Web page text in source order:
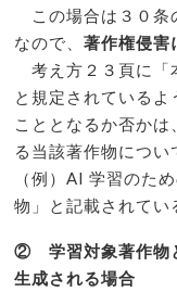
この場合は３０条
なので、著作権侵害
考え方２３頁に「
と規定されている
こととなるか否か
る当該著作物につい
（例）AI 学習のた
物」と記載されてい
② 学習対象著作物
生成される場合